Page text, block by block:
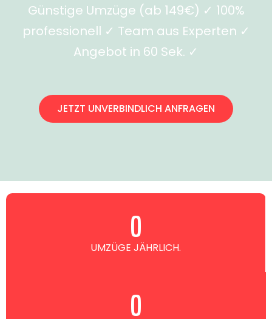
Günstige Umzüge (ab 149€) ✓ 100%
professionell ✓ Team aus Experten ✓
Angebot in 60 Sek. ✓
JETZT UNVERBINDLICH ANFRAGEN
UMZÜGE JÄHRLICH.
0
0